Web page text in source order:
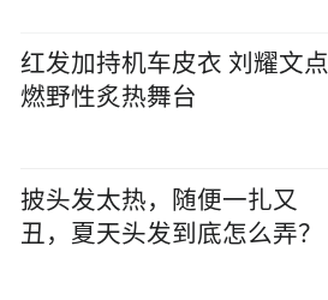
红发加持机车皮衣 刘耀文点
燃野性炙热舞台
披头发太热，随便一扎又
丑，夏天头发到底怎么弄？